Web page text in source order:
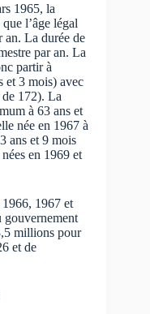
1965, la
l’âge légal
an. La durée de
par an. La
partir à
et 3 mois) avec
172). La
à 63 ans et
née en 1967 à
ans et 9 mois
en 1969 et
1967 et
gouvernement
millions pour
et de